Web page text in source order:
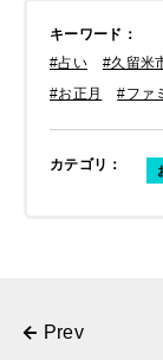
キーワード ：
#占い
#久留米
#お正月
#ファ
カテゴリ ：